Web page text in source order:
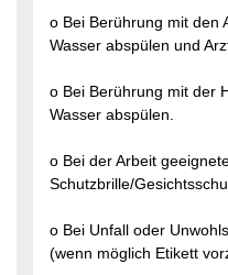
o Bei Berührung mit den
Wasser abspülen und
o Bei Berührung mit der
Wasser abspülen.
o Bei der Arbeit
Schutzbrille/
o Bei Unfall oder
(wenn möglich Etikett